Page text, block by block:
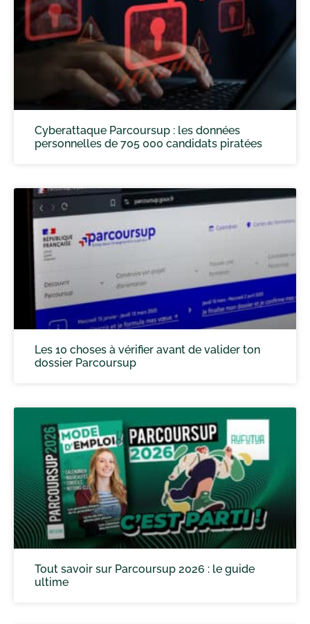
Cyberattaque Parcoursup : les données
personnelles de 705 000 candidats piratées
Les 10 choses à vérifier avant de valider ton
dossier Parcoursup
Tout savoir sur Parcoursup 2026 : le guide
ultime